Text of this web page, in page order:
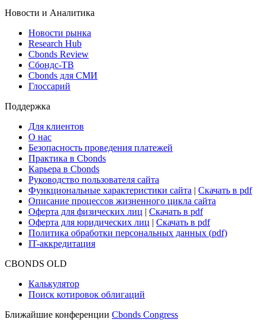
ETF & Funds
Поиск ETF & Funds
Новости и Аналитика
Новости рынка
Research Hub
Cbonds Review
Сбондс-ТВ
Глоссарий
Поддержка
Для клиентов
О нас
Безопасность проведения платежей
Практика в Cbonds
Карьера в Cbonds
Руководство пользователя сайта
Функциональные характеристики сайта|Скачать в pdf
Описание процессов жизненного цикла сайта
Оферта для физических лиц
Оферта для юридических лиц
IT-аккредитация